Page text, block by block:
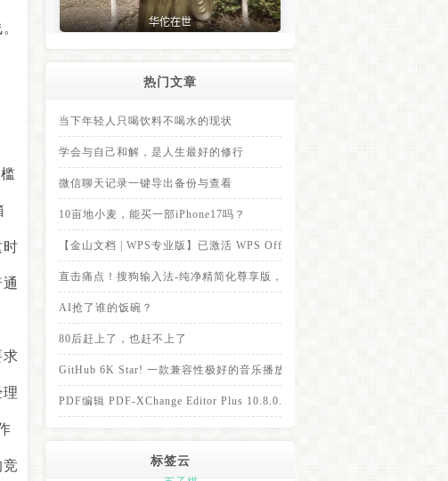
时
求
竞
热门文章
当下年轻人只喝饮料不喝水的现状
学会与自己和解，是人生最好的修行
微信聊天记录一键导出备份与查看
10亩地小麦，能买一部iPhone17吗？
【金山文档 | WPS专业版】已激活 WPS Office Pro，里面内置的永久激活
直击痛点！搜狗输入法-纯净精简化尊享版，全面拦截各类弹窗广告
AI抢了谁的饭碗？
80后赶上了，也赶不上了
GitHub 6K Star! 一款兼容性极好的音乐播放器！
PDF编辑 PDF-XChange Editor Plus 10.8.0.405 免装便携版
标签云